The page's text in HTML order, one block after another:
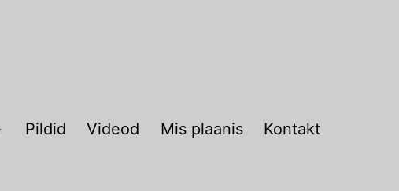
Open
Pildid Videod Mis plaanis Kontakt